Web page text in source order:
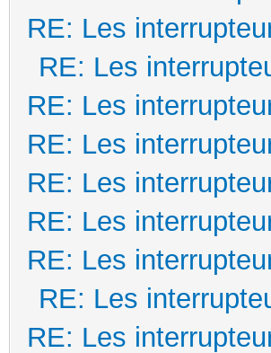
RE: Les
RE: Les
RE: Les
RE: Les
RE: Les
RE: Les
RE: Les
RE: Les
RE: Les